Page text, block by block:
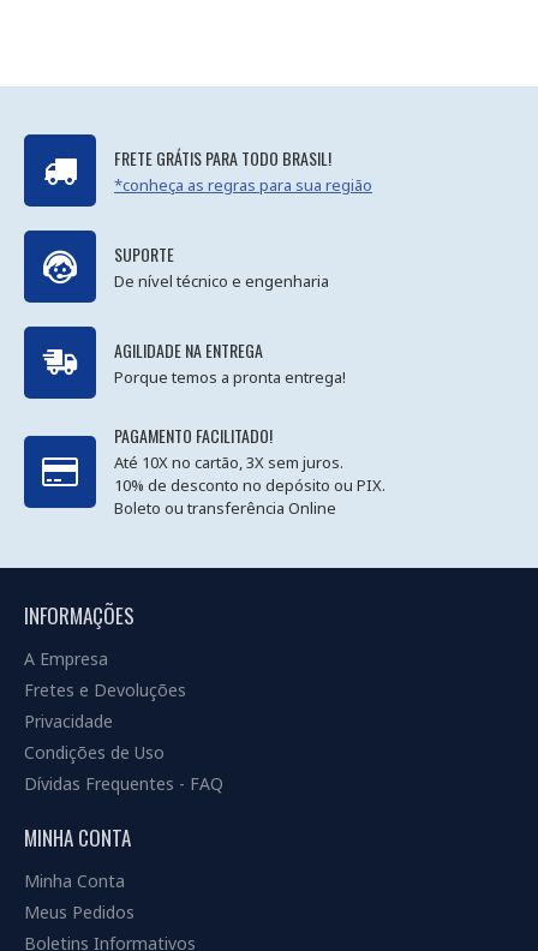
FRETE GRÁTIS PARA TODO BRASIL!
*conheça as regras para sua região
SUPORTE
De nível técnico e engenharia
AGILIDADE NA ENTREGA
Porque temos a pronta entrega!
PAGAMENTO FACILITADO!
Até 10X no cartão, 3X sem juros.
10% de desconto no depósito ou PIX.
Boleto ou transferência Online
INFORMAÇÕES
A Empresa
Fretes e Devoluções
Privacidade
Condições de Uso
Dívidas Frequentes - FAQ
MINHA CONTA
Minha Conta
Meus Pedidos
Boletins Informativos